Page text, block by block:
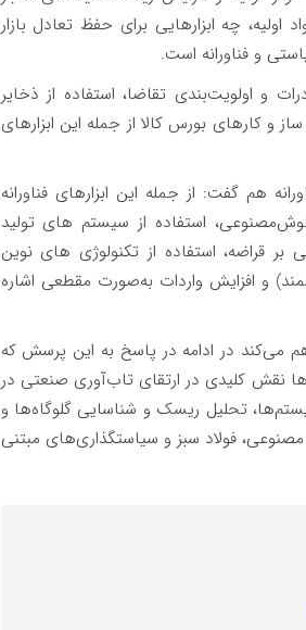
چه ابزارهایی برای حفظ تعادل بازار
و فناورانه است.
و اولویت‌بندی تقاضا، استفاده از ذخایر
و کارهای بورس کالا از جمله این ابزارهای
هم گفت: از جمله این ابزارهای فناورانه
استفاده از سیستم های تولید
قراضه، استفاده از تکنولوژی های نوین
و افزایش واردات به‌صورت مقطعی اشاره
می‌کند در ادامه در پاسخ به این پرسش که
نقش کلیدی در ارتقای تاب‌آوری صنعتی در
تحلیل ریسک و شناسایی گلوگاه‌ها و
فولاد سبز و سیاستگذاری‌های مبتنی